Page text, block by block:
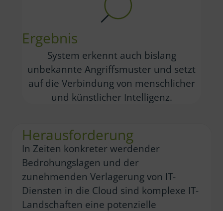
Ergebnis
System erkennt auch bislang
unbekannte Angriffsmuster und setzt
auf die Verbindung von menschlicher
und künstlicher Intelligenz.
Herausforderung
In Zeiten konkreter werdender
Bedrohungslagen und der
zunehmenden Verlagerung von IT-
Diensten in die Cloud sind komplexe IT-
Landschaften eine potenzielle